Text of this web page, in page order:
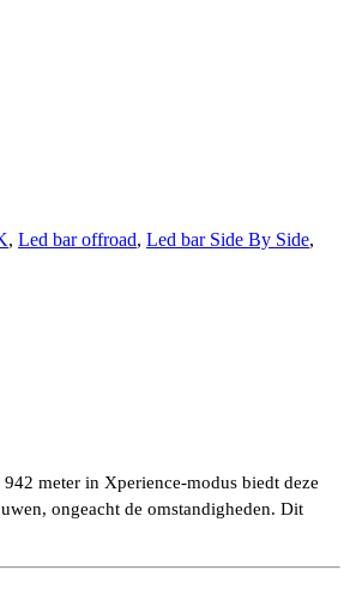
, Led bar offroad, Led bar Side By Side,
meter in Xperience-modus biedt deze
ongeacht de omstandigheden. Dit